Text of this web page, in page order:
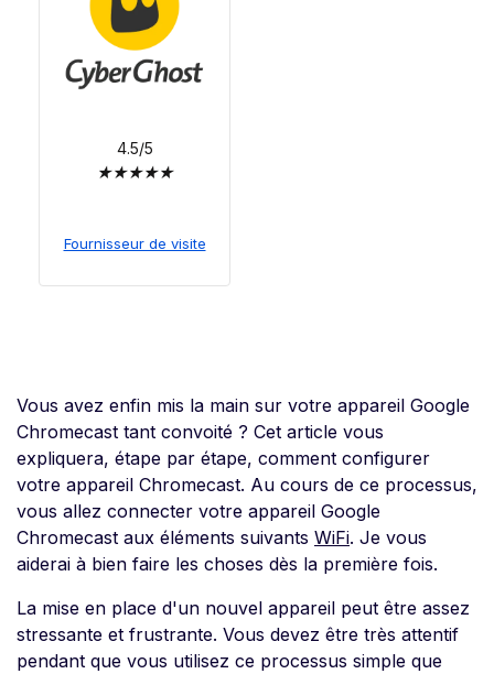
4.5/5
★★★★★
Fournisseur de visite
Vous avez enfin mis la main sur votre appareil Google
Chromecast tant convoité ? Cet article vous
expliquera, étape par étape, comment configurer
votre appareil Chromecast. Au cours de ce processus,
vous allez connecter votre appareil Google
Chromecast aux éléments suivants WiFi. Je vous
aiderai à bien faire les choses dès la première fois.
La mise en place d'un nouvel appareil peut être assez
stressante et frustrante. Vous devez être très attentif
pendant que vous utilisez ce processus simple que